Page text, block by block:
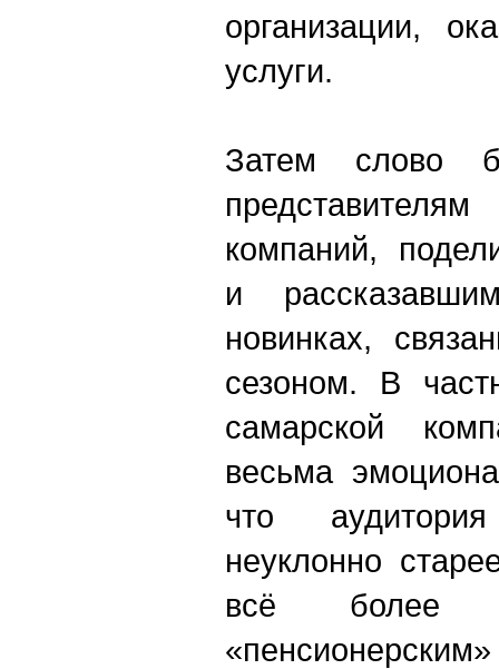
организации,
услуги.
Затем слово
компаний,
и
новинках,
сезоном. В
самарской
весьма
что
неуклонно
всё более